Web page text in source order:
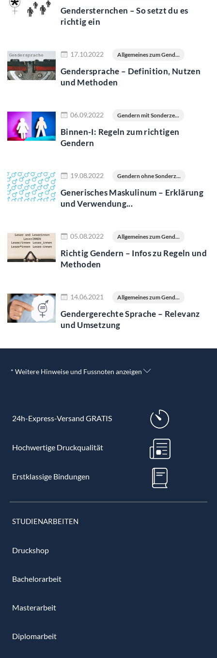
Gendersternchen – So setzt du es
richtig ein
17.10.2022 Allgemeines zum Gend...
Gendersprache – Definition, Nutzen
und Methoden
06.09.2022 Gendern mit Sonderze...
Binnen-I: Regeln zum richtigen
Gendern
19.08.2022 Gendern ohne Sonderz...
Generisches Maskulinum – Erklärung
und Verwendung...
05.08.2022 Allgemeines zum Gend...
Richtig Gendern – Infos zu Regeln und
Methoden
14.06.2021 Allgemeines zum Gend...
Gendergerechte Sprache – Relevanz
und Umsetzung
* Weitere Hinweise und Fussnoten anzeigen
24h-Express-Versand GRATIS
Hochwertige Druckqualität
Erstklassige Bindungen
STUDIENARBEITEN
Druckshop
Bachelorarbeit
Masterarbeit
Diplomarbeit